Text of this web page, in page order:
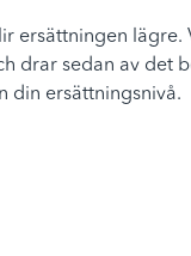
ersättningen lägre.
drar sedan av det
din ersättningsnivå.